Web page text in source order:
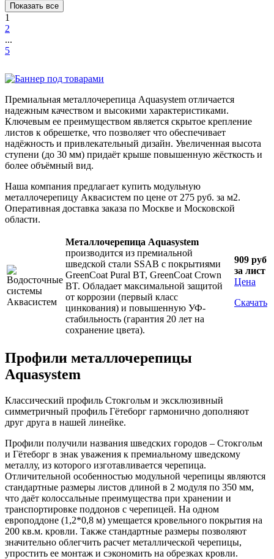
Показать все
1
2
...
5
Премиальная металлочерепица Aquasystem отличается
надежным качеством и высокими характеристиками.
Ключевым ее преимуществом является скрытое крепление
листов к обрешетке, что позволяет что обеспечивает
надёжность и привлекательный дизайн. Увеличенная высота
ступени (до 30 мм) придаёт крыше повышенную жёсткость и
более объёмный вид.
Наша компания предлагает купить модульную
металлочерепицу Аквасистем по цене от 275 руб. за м2.
Оперативная доставка заказа по Москве и Московской
области.
Металлочерепица Aquasystem
производится из премиальной
шведской стали SSAB с покрытиями
GreenCoat Pural BT, GreenCoat Crown
BT. Обладает максимальной защитой
от коррозии (первый класс
цинкования) и повышенную УФ-
стабильность (гарантия 20 лет на
сохранение цвета).
909 руб
за лист
Цена
Скачать
Профили металлочерепицы
Aquasystem
Классический профиль Стокгольм и эксклюзивный
симметричный профиль Гётеборг гармонично дополняют
друг друга в нашей линейке.
Профили получили названия шведских городов – Стокгольм
и Гётеборг в знак уважения к премиальному шведскому
металлу, из которого изготавливается черепица.
Отличительной особенностью модульной черепицы являются
стандартные размеры листов длиной в 2 модуля по 350 мм,
что даёт колоссальные преимущества при хранении и
транспортировке поддонов с черепицей. На одном
европоддоне (1,2*0,8 м) умещается кровельного покрытия на
200 кв.м. кровли. Также стандартные размеры позволяют
значительно облегчить расчет металлической черепицы,
упростить ее монтаж и сэкономить на обрезках кровли.